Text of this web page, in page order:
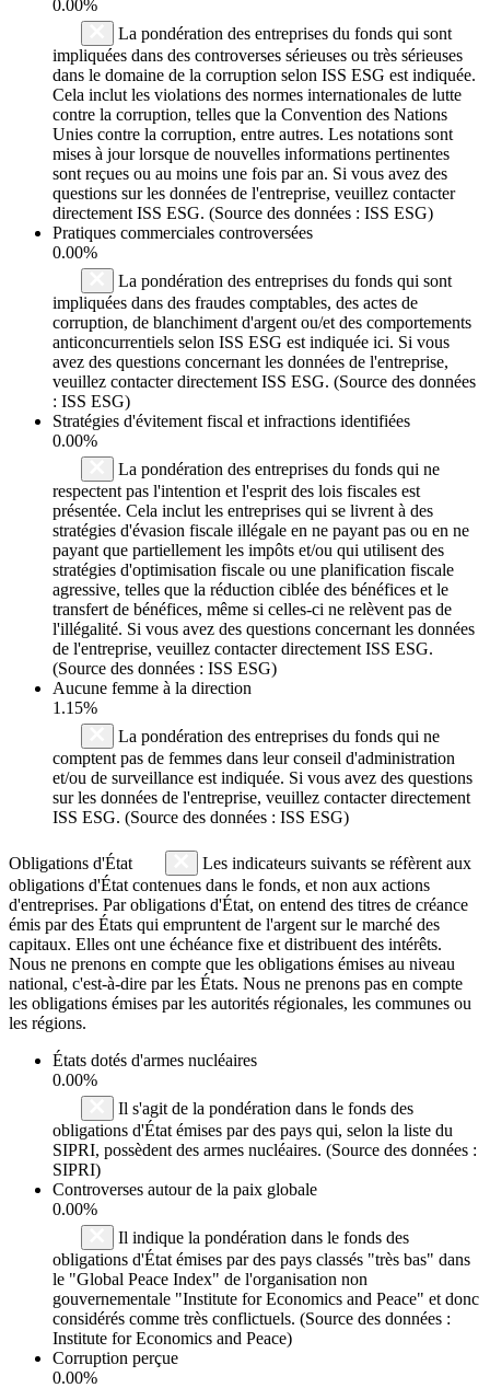
0.00%
La pondération des entreprises du fonds qui sont
impliquées dans des controverses sérieuses ou très sérieuses
dans le domaine de la corruption selon ISS ESG est indiquée.
Cela inclut les violations des normes internationales de lutte
contre la corruption, telles que la Convention des Nations
Unies contre la corruption, entre autres. Les notations sont
mises à jour lorsque de nouvelles informations pertinentes
sont reçues ou au moins une fois par an. Si vous avez des
questions sur les données de l'entreprise, veuillez contacter
directement ISS ESG. (Source des données : ISS ESG)
Pratiques commerciales controversées
0.00%
La pondération des entreprises du fonds qui sont
impliquées dans des fraudes comptables, des actes de
corruption, de blanchiment d'argent ou/et des comportements
anticoncurrentiels selon ISS ESG est indiquée ici. Si vous
avez des questions concernant les données de l'entreprise,
veuillez contacter directement ISS ESG. (Source des données
: ISS ESG)
Stratégies d'évitement fiscal et infractions identifiées
0.00%
La pondération des entreprises du fonds qui ne
respectent pas l'intention et l'esprit des lois fiscales est
présentée. Cela inclut les entreprises qui se livrent à des
stratégies d'évasion fiscale illégale en ne payant pas ou en ne
payant que partiellement les impôts et/ou qui utilisent des
stratégies d'optimisation fiscale ou une planification fiscale
agressive, telles que la réduction ciblée des bénéfices et le
transfert de bénéfices, même si celles-ci ne relèvent pas de
l'illégalité. Si vous avez des questions concernant les données
de l'entreprise, veuillez contacter directement ISS ESG.
(Source des données : ISS ESG)
Aucune femme à la direction
1.15%
La pondération des entreprises du fonds qui ne
comptent pas de femmes dans leur conseil d'administration
et/ou de surveillance est indiquée. Si vous avez des questions
sur les données de l'entreprise, veuillez contacter directement
ISS ESG. (Source des données : ISS ESG)
Obligations d'État
Les indicateurs suivants se réfèrent aux
obligations d'État contenues dans le fonds, et non aux actions
d'entreprises. Par obligations d'État, on entend des titres de créance
émis par des États qui empruntent de l'argent sur le marché des
capitaux. Elles ont une échéance fixe et distribuent des intérêts.
Nous ne prenons en compte que les obligations émises au niveau
national, c'est-à-dire par les États. Nous ne prenons pas en compte
les obligations émises par les autorités régionales, les communes ou
les régions.
États dotés d'armes nucléaires
0.00%
Il s'agit de la pondération dans le fonds des
obligations d'État émises par des pays qui, selon la liste du
SIPRI, possèdent des armes nucléaires. (Source des données :
SIPRI)
Controverses autour de la paix globale
0.00%
Il indique la pondération dans le fonds des
obligations d'État émises par des pays classés "très bas" dans
le "Global Peace Index" de l'organisation non
gouvernementale "Institute for Economics and Peace" et donc
considérés comme très conflictuels. (Source des données :
Institute for Economics and Peace)
Corruption perçue
0.00%